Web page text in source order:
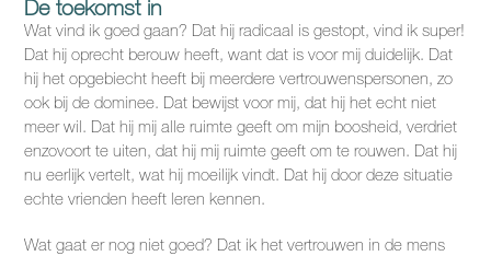
De toekomst in
Wat vind ik goed gaan? Dat hij radicaal is gestopt, vind ik super!
Dat hij oprecht berouw heeft, want dat is voor mij duidelijk. Dat
hij het opgebiecht heeft bij meerdere vertrouwenspersonen, zo
ook bij de dominee. Dat bewijst voor mij, dat hij het echt niet
meer wil. Dat hij mij alle ruimte geeft om mijn boosheid, verdriet
enzovoort te uiten, dat hij mij ruimte geeft om te rouwen. Dat hij
nu eerlijk vertelt, wat hij moeilijk vindt. Dat hij door deze situatie
echte vrienden heeft leren kennen.
Wat gaat er nog niet goed? Dat ik het vertrouwen in de mens